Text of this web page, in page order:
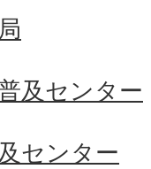
及センター
センター